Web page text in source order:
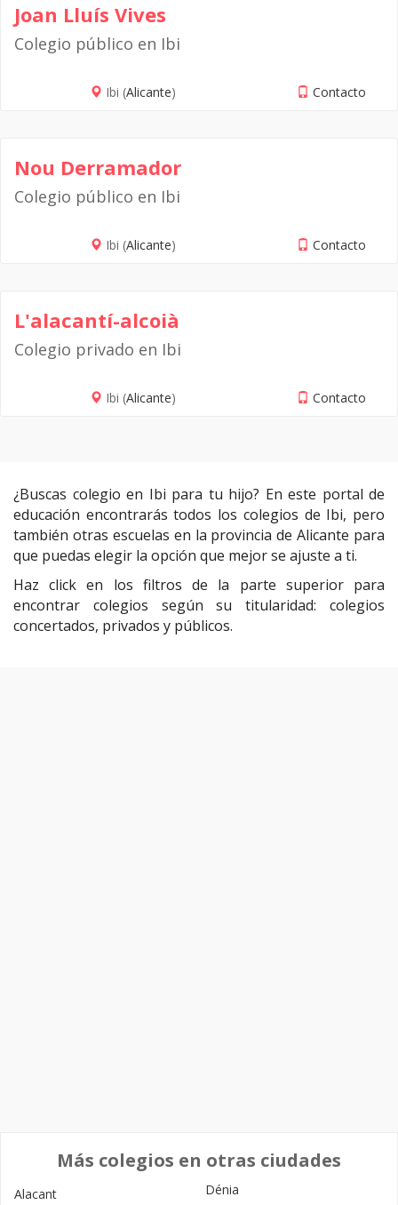
Joan Lluís Vives
Colegio público en Ibi
Ibi (Alicante) Contacto
Nou Derramador
Colegio público en Ibi
Ibi (Alicante) Contacto
L'alacantí-alcoià
Colegio privado en Ibi
Ibi (Alicante) Contacto
¿Buscas colegio en Ibi para tu hijo? En este portal de
educación encontrarás todos los colegios de Ibi, pero
también otras escuelas en la provincia de Alicante para
que puedas elegir la opción que mejor se ajuste a ti.
Haz click en los filtros de la parte superior para
encontrar colegios según su titularidad: colegios
concertados, privados y públicos.
Más colegios en otras ciudades
Alacant Dénia